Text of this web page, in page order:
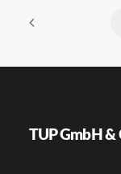
TUP GmbH &